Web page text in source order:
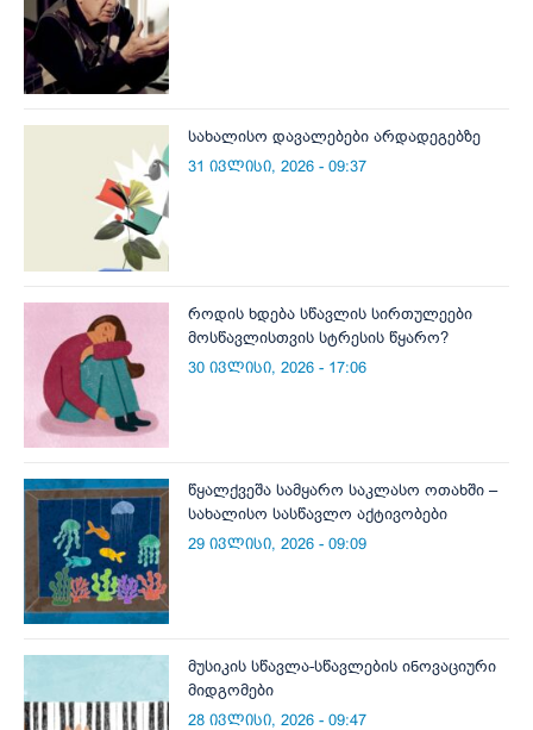
სახალისო დავალებები არდადეგებზე
31 ივლისი, 2026 - 09:37
როდის ხდება სწავლის სირთულეები
მოსწავლისთვის სტრესის წყარო?
30 ივლისი, 2026 - 17:06
წყალქვეშა სამყარო საკლასო ოთახში –
სახალისო სასწავლო აქტივობები
29 ივლისი, 2026 - 09:09
მუსიკის სწავლა-სწავლების ინოვაციური
მიდგომები
28 ივლისი, 2026 - 09:47